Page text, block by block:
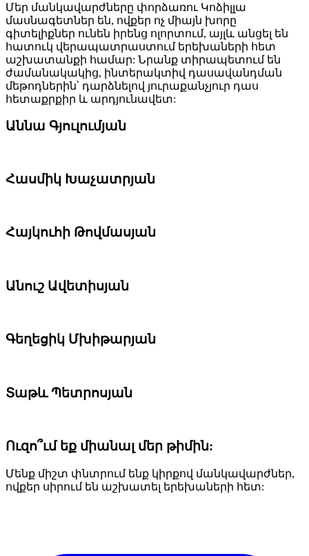
Մեր մանկավարժները փորձառու Կոձիլլա
մասնագետներ են, ովքեր ոչ միայն խորը
գիտելիքներ ունեն իրենց ոլորտում, այլև անցել են
հատուկ վերապատրաստում երեխաների հետ
աշխատանքի համար: Նրանք տիրապետում են
ժամանակակից, ինտերակտիվ դասավանդման
մեթոդներին՝ դարձնելով յուրաքանչյուր դաս
հետաքրքիր և արդյունավետ:
Աննա Գյուլումյան
Հասմիկ Խաչատրյան
Հայկուհի Թովմասյան
Անուշ Ավետիսյան
Գեղեցիկ Մխիթարյան
Տաթև Պետրոսյան
Ուզո՞ւմ եք միանալ մեր թիմին:
Մենք միշտ փնտրում ենք կիրքով մանկավարժներ,
ովքեր սիրում են աշխատել երեխաների հետ: